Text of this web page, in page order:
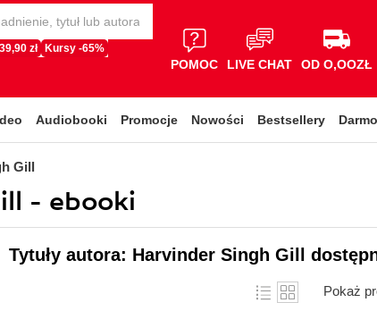
zł Kursy -65%
POMOC LIVE CHAT OD O,OOZŁ
Audiobooki Promocje Nowości Bestsellery
Gill
- ebooki
Tytuły autora: Harvinder Singh Gill
Pokaż